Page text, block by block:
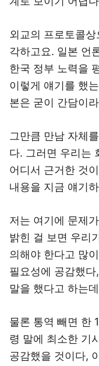
외교의 프로토콜
각하고요. 일본 언
한국 정부 노력을
이렇게 얘기를 했
본은 굳이 간담이
그만큼 만남 자체
다. 그러면 우리는
어디서 근거한 것
내용을 지금 얘기
저는 여기에 문제
밝힌 걸 보면 우리
의해야 한다고 많
필요성에 공감했
말을 했다고 하는
물론 통역 빼면 한
령 말에 최소한 기
공감했을 것이다,